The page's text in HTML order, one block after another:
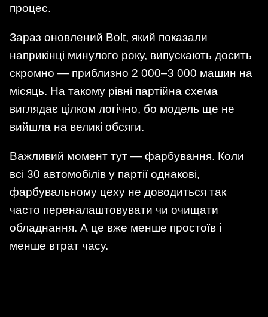
процес.
Зараз оновлений Bolt, який показали
наприкінці минулого року, випускають досить
скромно — приблизно 2 000–3 000 машин на
місяць. На такому рівні партійна схема
виглядає цілком логічно, бо модель ще не
вийшла на великі обсяги.
Важливий момент тут — фарбування. Коли
всі 30 автомобілів у партії однакові,
фарбувальному цеху не доводиться так
часто переналаштовувати чи очищати
обладнання. А це вже менше простоїв і
менше втрат часу.